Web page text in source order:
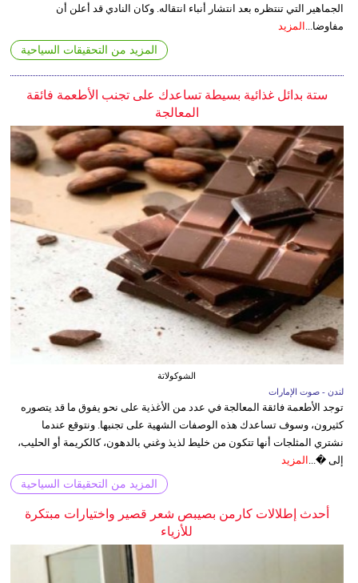
الجماهير التي تنتظره بعد انتشار أنباء انتقاله. وكان النادي قد أعلن أن
مفاوضا... المزيد
المزيد من التحقيقات السياحية
ستة بدائل غذائية بسيطة تساعدك على تجنب الأطعمة فائقة
المعالجة
الشوكولاتة
لندن - صوت الإمارات
توجد الأطعمة فائقة المعالجة في عدد من الأغذية على نحو يفوق ما قد يتصوره
كثيرون، وسوف تساعدك هذه الوصفات الشهية على تجنبها. ونتوقع عندما
نشتري المثلجات أنها تتكون من خليط لذيذ وغني بالدهون، كالكريمة أو الحليب،
إلى �... المزيد
المزيد من التحقيقات السياحية
أحدث إطلالات كارمن بصيبص شعر قصير واختيارات مبتكرة
للأزياء